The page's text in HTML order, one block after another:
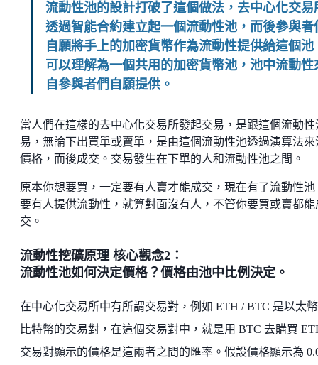
流動性池的設計打破了這個做法，去中心化交易
透過智能合約建立起一個流動性池，而後參與者
自願將手上的加密貨幣作為流動性提供給這個池
可以理解為一個共用的加密貨幣池，池中流動性
自參與者們自願提供。
當人們在這樣的去中心化交易所發起交易，是跟這個流動性
易，無論下出買單或賣單，是由這個流動性池透過演算法來
價格，而後成交。交易發生在下單的人和流動性池之間。
原本你想要買，一定要有人賣才能成交，現在有了流動性池
要有人提供流動性，就算對面沒有人，不管你要買或賣都能
交。
流動性挖礦原理 核心觀念2：
流動性池如何決定價格？價格由池中比例決定。
在中心化交易所中有所謂交易對，例如 ETH / BTC 是以太
比特幣的交易對，在這個交易對中，就是用 BTC 去購買
交易對顯示的價格是這兩者之間的匯率。假設價格顯示為